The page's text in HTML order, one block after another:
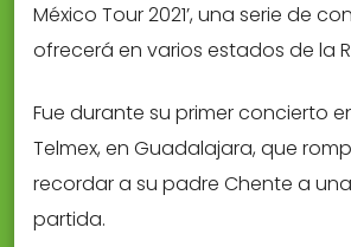
México Tour 2021’, una serie de
ofrecerá en varios estados de la
Fue durante su primer concierto
Telmex, en Guadalajara, que
recordar a su padre Chente a
partida.